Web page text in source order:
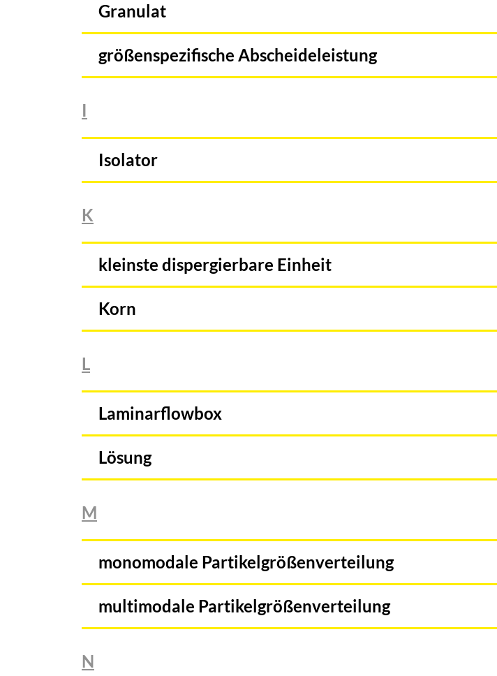
Granulat
größenspezifische Abscheideleistung
I
Isolator
K
kleinste dispergierbare Einheit
Korn
L
Laminarflowbox
Lösung
M
monomodale Partikelgrößenverteilung
multimodale Partikelgrößenverteilung
N